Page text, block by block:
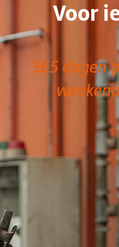
Voor
365 dagen